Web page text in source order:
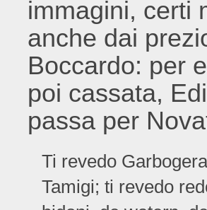
immagini, certi
anche dai
Boccardo: per
poi cassata,
passa per
Ti revedo
Tamigi; ti revedo